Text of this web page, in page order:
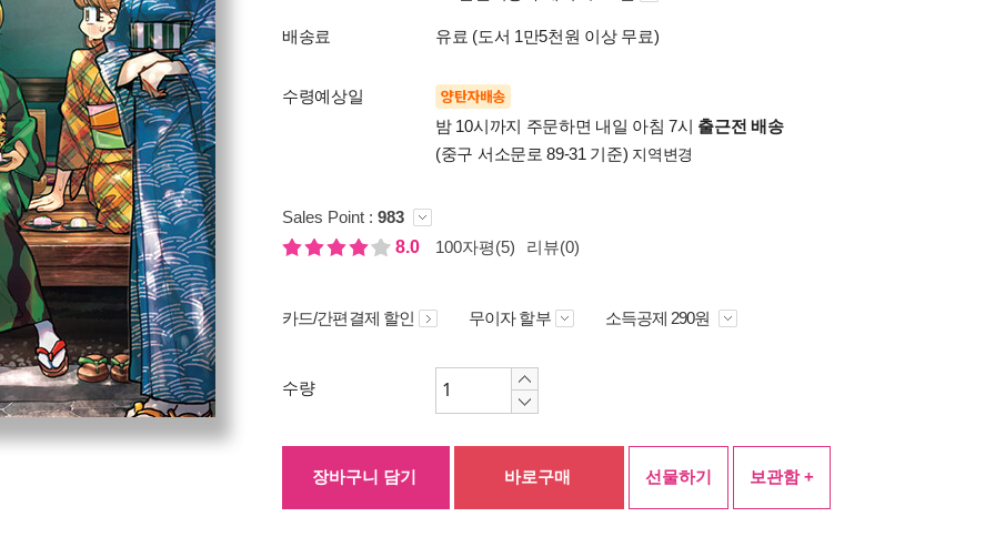
배송료 유료 (도서 1만5천원 이상 무료)
수령예상일 양탄자배송
밤 10시까지 주문하면 내일 아침 7시 출근전 배송
(중구 서소문로 89-31 기준) 지역변경
Sales Point : 983
8.0
100자평(5) 리뷰(0)
카드/간편결제 할인 무이자 할부 소득공제 290원
수량
장바구니 담기 바로구매 선물하기 보관함 +